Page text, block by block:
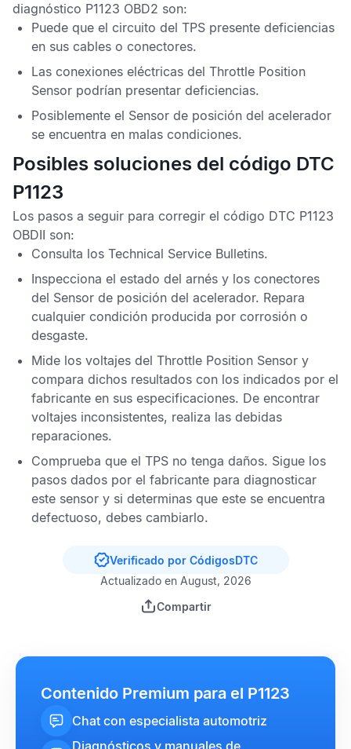
diagnóstico P1123 OBD2 son:
Puede que el circuito del TPS presente deficiencias
en sus cables o conectores.
Las conexiones eléctricas del Throttle Position
Sensor podrían presentar deficiencias.
Posiblemente el Sensor de posición del acelerador
se encuentra en malas condiciones.
Posibles soluciones del código DTC
P1123
Los pasos a seguir para corregir el código DTC P1123
OBDII son:
Consulta los Technical Service Bulletins.
Inspecciona el estado del arnés y los conectores
del Sensor de posición del acelerador. Repara
cualquier condición producida por corrosión o
desgaste.
Mide los voltajes del Throttle Position Sensor y
compara dichos resultados con los indicados por el
fabricante en sus especificaciones. De encontrar
voltajes inconsistentes, realiza las debidas
reparaciones.
Comprueba que el TPS no tenga daños. Sigue los
pasos dados por el fabricante para diagnosticar
este sensor y si determinas que este se encuentra
defectuoso, debes cambiarlo.
Verificado por CódigosDTC
Actualizado en August, 2026
Compartir
Contenido Premium para el P1123
Chat con especialista automotriz
Diagnósticos y manuales de